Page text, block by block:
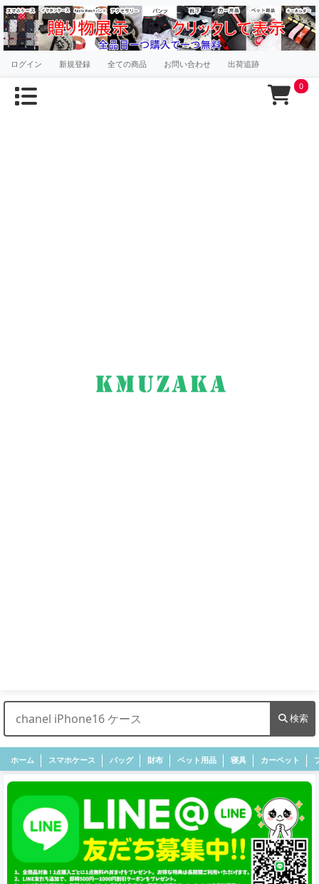
ログイン 新規登録 全ての商品 お問い合わせ 出荷追跡
0
検索
ホーム スマホケース バッグ 財布 ペット用品 寝具 カーペット